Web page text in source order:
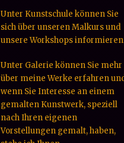
Unter Kunstschule können Sie
sich über unseren Malkurs und
unsere Workshops
Unter Galerie können Sie mehr
über meine Werke erfahren
wenn Sie Interesse an einem
gemalten Kunstwerk, speziell
nach Ihren eigenen
Vorstellungen gemalt, haben,